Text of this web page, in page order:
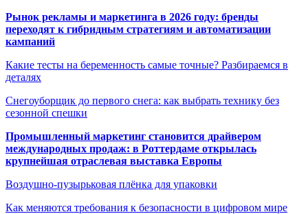
Рынок рекламы и маркетинга в 2026 году: бренды
переходят к гибридным стратегиям и автоматизации
кампаний
Какие тесты на беременность самые точные? Разбираемся в
деталях
Снегоуборщик до первого снега: как выбрать технику без
сезонной спешки
Промышленный маркетинг становится драйвером
международных продаж: в Роттердаме открылась
крупнейшая отраслевая выставка Европы
Воздушно-пузырьковая плёнка для упаковки
Как меняются требования к безопасности в цифровом мире